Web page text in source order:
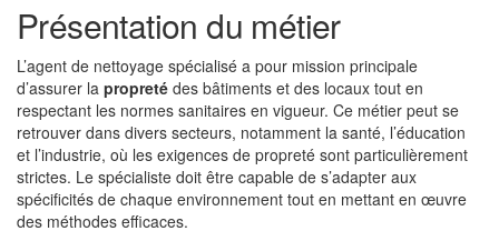
Présentation du métier
L’agent de nettoyage spécialisé a pour mission principale
d’assurer la propreté des bâtiments et des locaux tout en
respectant les normes sanitaires en vigueur. Ce métier peut se
retrouver dans divers secteurs, notamment la santé, l’éducation
et l’industrie, où les exigences de propreté sont particulièrement
strictes. Le spécialiste doit être capable de s’adapter aux
spécificités de chaque environnement tout en mettant en œuvre
des méthodes efficaces.